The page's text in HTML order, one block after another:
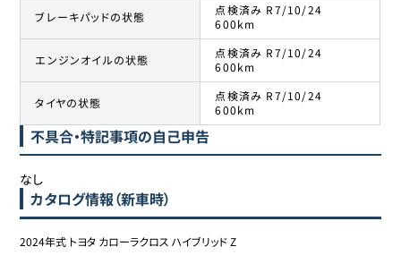
ブレーキパッドの状態
点検済み R7/10/24
600km
エンジンオイルの状態
点検済み R7/10/24
600km
タイヤの状態
点検済み R7/10/24
600km
不具合・特記事項の自己申告
なし
カタログ情報（新車時）
2024年式 トヨタ カローラクロス ハイブリッド Z